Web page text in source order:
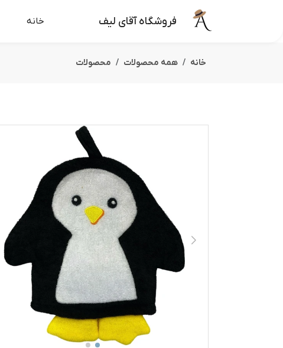
فروشگاه آقای لیف خانه
خانه همه محصولات محصولات